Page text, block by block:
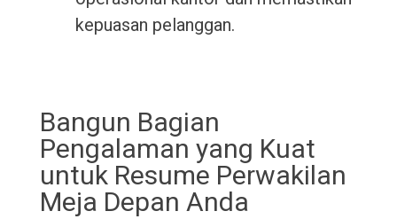
kepuasan pelanggan.
Bangun Bagian
Pengalaman yang Kuat
untuk Resume Perwakilan
Meja Depan Anda